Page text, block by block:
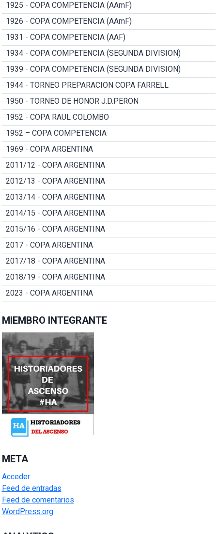
1925 - COPA COMPETENCIA (AAmF)
1926 - COPA COMPETENCIA (AAmF)
1931 - COPA COMPETENCIA (AAF)
1934 - COPA COMPETENCIA (SEGUNDA DIVISION)
1939 - COPA COMPETENCIA (SEGUNDA DIVISION)
1944 - TORNEO PREPARACION COPA FARRELL
1950 - TORNEO DE HONOR J.D.PERON
1952 - COPA RAUL COLOMBO
1952 – COPA COMPETENCIA
1969 - COPA ARGENTINA
2011/12 - COPA ARGENTINA
2012/13 - COPA ARGENTINA
2013/14 - COPA ARGENTINA
2014/15 - COPA ARGENTINA
2015/16 - COPA ARGENTINA
2017 - COPA ARGENTINA
2017/18 - COPA ARGENTINA
2018/19 - COPA ARGENTINA
2023 - COPA ARGENTINA
MIEMBRO INTEGRANTE
META
Acceder
Feed de entradas
Feed de comentarios
WordPress.org